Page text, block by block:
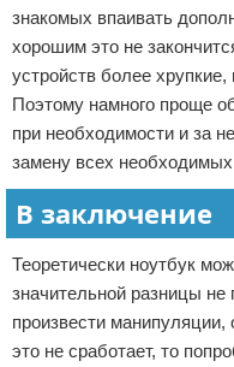
знакомых впаивать
хорошим это не
устройств более хрупкие,
Поэтому намного проще
при необходимости и за
замену всех необходимых
В заключение
Теоретически ноутбук
значительной разницы не
произвести
это не сработает, то